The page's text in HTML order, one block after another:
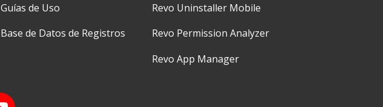
Guías de Uso
Base de Datos de Registros
Revo Uninstaller Mobile
Revo Permission Analyzer
Revo App Manager